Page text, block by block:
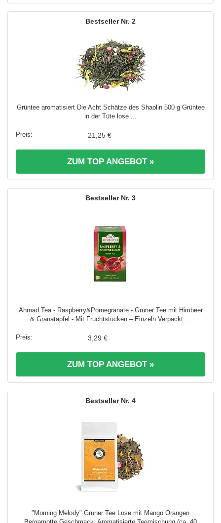
2
Grüntee aromatisiert Die Acht Schätze des Shaolin 500 g Grüntee
in der Tüte lose ...
21,25 €
ZUM TOP ANGEBOT »
3
Ahmad Tea - Raspberry&Pomegranate - Grüner Tee mit Himbeer
& Granatapfel - Mit Fruchtstücken – Einzeln Verpackt ...
3,29 €
ZUM TOP ANGEBOT »
4
"Morning Melody" Grüner Tee Lose mit Mango Orangen
Bergamotte Geschmack, Aromatisierte Teemischung (ca. 40